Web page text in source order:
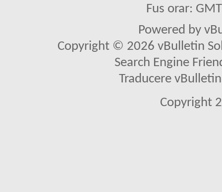
Fus orar:
Powered by
Copyright © 2026 vBulletin
Search Engine
Traducere
Copyright